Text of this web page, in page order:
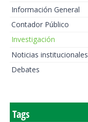
Información General
Contador Público
Investigación
Noticias institucionales
Debates
Tags